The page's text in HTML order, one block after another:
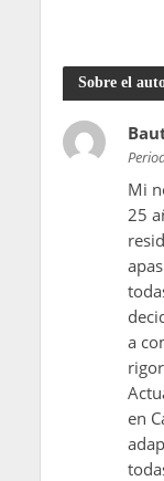
Sobre el
Mi
25
a
en